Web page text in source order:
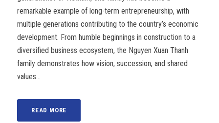
remarkable example of long-term entrepreneurship, with
multiple generations contributing to the country’s economic
development. From humble beginnings in construction to a
diversified business ecosystem, the Nguyen Xuan Thanh
family demonstrates how vision, succession, and shared
values...
READ MORE